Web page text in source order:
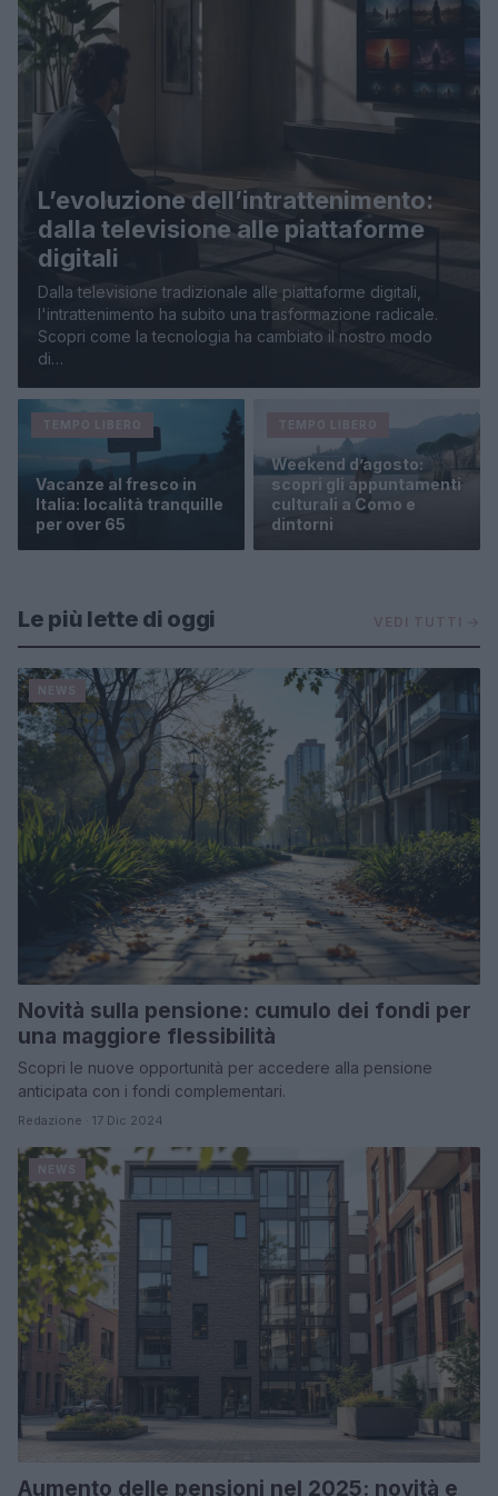
L’evoluzione dell’intrattenimento:
dalla televisione alle piattaforme
digitali
Dalla televisione tradizionale alle piattaforme digitali,
l'intrattenimento ha subito una trasformazione radicale.
Scopri come la tecnologia ha cambiato il nostro modo
di…
Vacanze al fresco in
Italia: località tranquille
per over 65
Weekend d’agosto:
scopri gli appuntamenti
culturali a Como e
dintorni
Le più lette di oggi
Novità sulla pensione: cumulo dei fondi per
una maggiore flessibilità
Scopri le nuove opportunità per accedere alla pensione
anticipata con i fondi complementari.
Redazione · 17 Dic 2024
Aumento delle pensioni nel 2025: novità e